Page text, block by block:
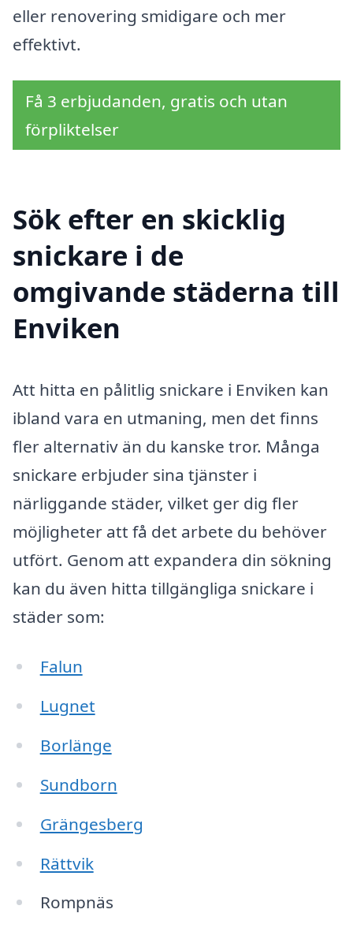
eller renovering smidigare och mer
effektivt.
Få 3 erbjudanden, gratis och utan
förpliktelser
Sök efter en skicklig
snickare i de
omgivande städerna till
Enviken
Att hitta en pålitlig snickare i Enviken kan
ibland vara en utmaning, men det finns
fler alternativ än du kanske tror. Många
snickare erbjuder sina tjänster i
närliggande städer, vilket ger dig fler
möjligheter att få det arbete du behöver
utfört. Genom att expandera din sökning
kan du även hitta tillgängliga snickare i
städer som:
Falun
Lugnet
Borlänge
Sundborn
Grängesberg
Rättvik
Rompnäs